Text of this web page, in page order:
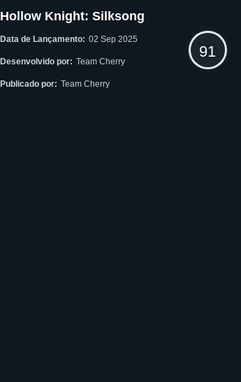
Hollow Knight: Silksong
Data de Lançamento: 02 Sep 2025
Desenvolvido por: Team Cherry
Publicado por: Team Cherry
91